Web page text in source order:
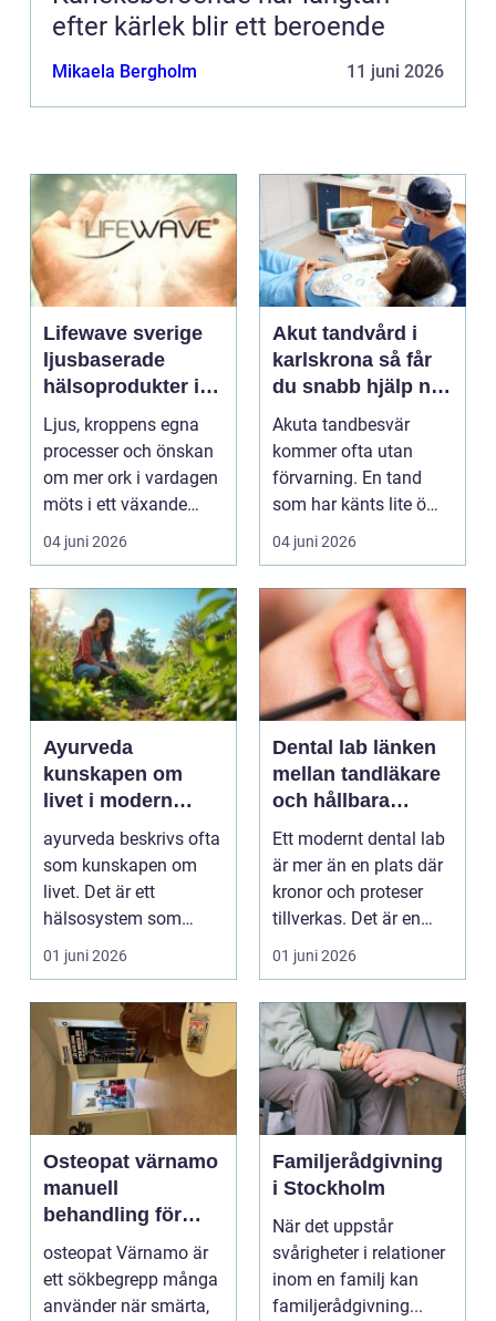
efter kärlek blir ett beroende
Mikaela Bergholm 11 juni 2026
Lifewave sverige
ljusbaserade
hälsoprodukter i
fokus
Ljus, kroppens egna
processer och önskan
om mer ork i vardagen
möts i ett växande
intresse för fotot...
04 juni 2026
Akut tandvård i
karlskrona så får
du snabb hjälp när
tanden krisar
Akuta tandbesvär
kommer ofta utan
förvarning. En tand
som har känts lite öm
kan plötsligt göra så
on...
04 juni 2026
Ayurveda
kunskapen om
livet i modern
vardag
ayurveda beskrivs ofta
som kunskapen om
livet. Det är ett
hälsosystem som
betonar balans, helhet
och...
01 juni 2026
Dental lab länken
mellan tandläkare
och hållbara
leenden
Ett modernt dental lab
är mer än en plats där
kronor och proteser
tillverkas. Det är en
teknisk och ...
01 juni 2026
Osteopat värnamo
manuell
behandling för
minskad smärta
och Ökad rörlighet
osteopat Värnamo är
ett sökbegrepp många
använder när smärta,
Familjerådgivning
i Stockholm
När det uppstår
svårigheter i relationer
inom en familj kan
familjerådgivning...